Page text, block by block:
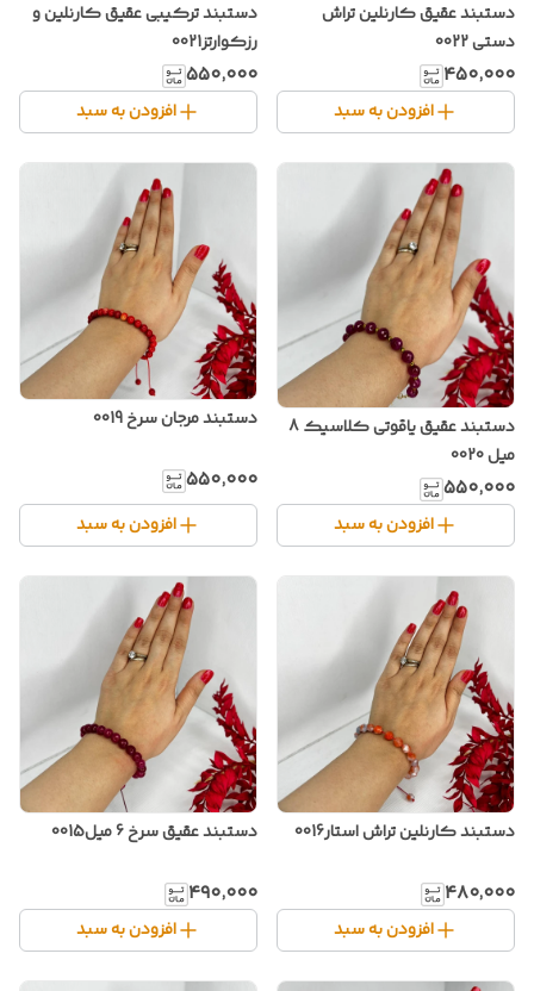
دستبند عقیق کارنلین تراش
دستی 0022
۴۵۰٬۰۰۰
افزودن به سبد
دستبند ترکیبی عقیق کارنلین و
رزکوارتز0021
۵۵۰٬۰۰۰
افزودن به سبد
دستبند عقیق یاقوتی کلاسیک 8
میل 0020
۵۵۰٬۰۰۰
افزودن به سبد
دستبند مرجان سرخ 0019
۵۵۰٬۰۰۰
افزودن به سبد
دستبند کارنلین تراش استار0016
۴۸۰٬۰۰۰
افزودن به سبد
دستبند عقیق سرخ 6 میل0015
۴۹۰٬۰۰۰
افزودن به سبد